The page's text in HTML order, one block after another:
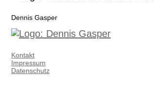
Dennis Gasper
Kontakt
Impressum
Datenschutz